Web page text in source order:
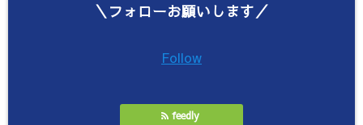
＼フォローお願いします／
Follow
feedly